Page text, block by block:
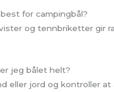
for campingbål?
og tennbriketter gir
jeg bålet helt?
eller jord og kontroller at